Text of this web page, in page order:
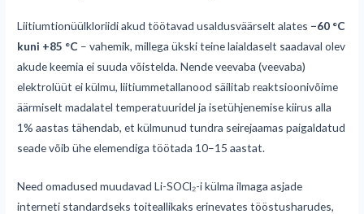
Liitiumtionüülkloriidi akud töötavad usaldusväärselt alates −60 °C
kuni +85 °C – vahemik, millega ükski teine laialdaselt saadaval olev
akude keemia ei suuda võistelda. Nende veevaba (veevaba)
elektrolüüt ei külmu, liitiummetallanood säilitab reaktsioonivõime
äärmiselt madalatel temperatuuridel ja isetühjenemise kiirus alla
1% aastas tähendab, et külmunud tundra seirejaamas paigaldatud
seade võib ühe elemendiga töötada 10–15 aastat.
Need omadused muudavad Li-SOCl₂-i külma ilmaga asjade
interneti standardseks toiteallikaks erinevates tööstusharudes,